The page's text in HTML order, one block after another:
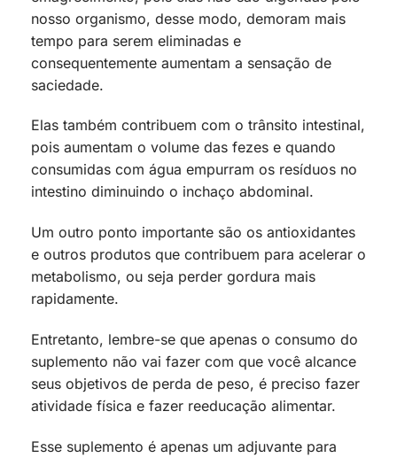
nosso organismo, desse modo, demoram mais
tempo para serem eliminadas e
consequentemente aumentam a sensação de
saciedade.
Elas também contribuem com o trânsito intestinal,
pois aumentam o volume das fezes e quando
consumidas com água empurram os resíduos no
intestino diminuindo o inchaço abdominal.
Um outro ponto importante são os antioxidantes
e outros produtos que contribuem para acelerar o
metabolismo, ou seja perder gordura mais
rapidamente.
Entretanto, lembre-se que apenas o consumo do
suplemento não vai fazer com que você alcance
seus objetivos de perda de peso, é preciso fazer
atividade física e fazer reeducação alimentar.
Esse suplemento é apenas um adjuvante para